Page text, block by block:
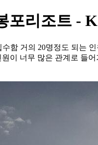
포리조트 -
함 거의 20명정도 되는
이 너무 많은 관계로 들